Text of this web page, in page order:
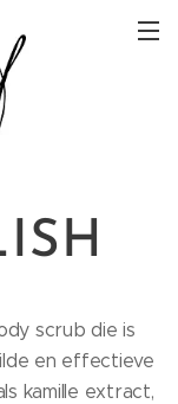
scrub die is
en effectieve
kamille extract,